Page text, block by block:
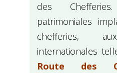
des
patrimoniales
chefferies,
internationales
Route des